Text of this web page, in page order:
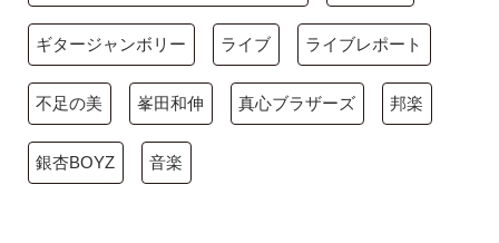
ギタージャンボリー ライブ ライブレポート
不足の美 峯田和伸 真心ブラザーズ 邦楽
銀杏BOYZ 音楽